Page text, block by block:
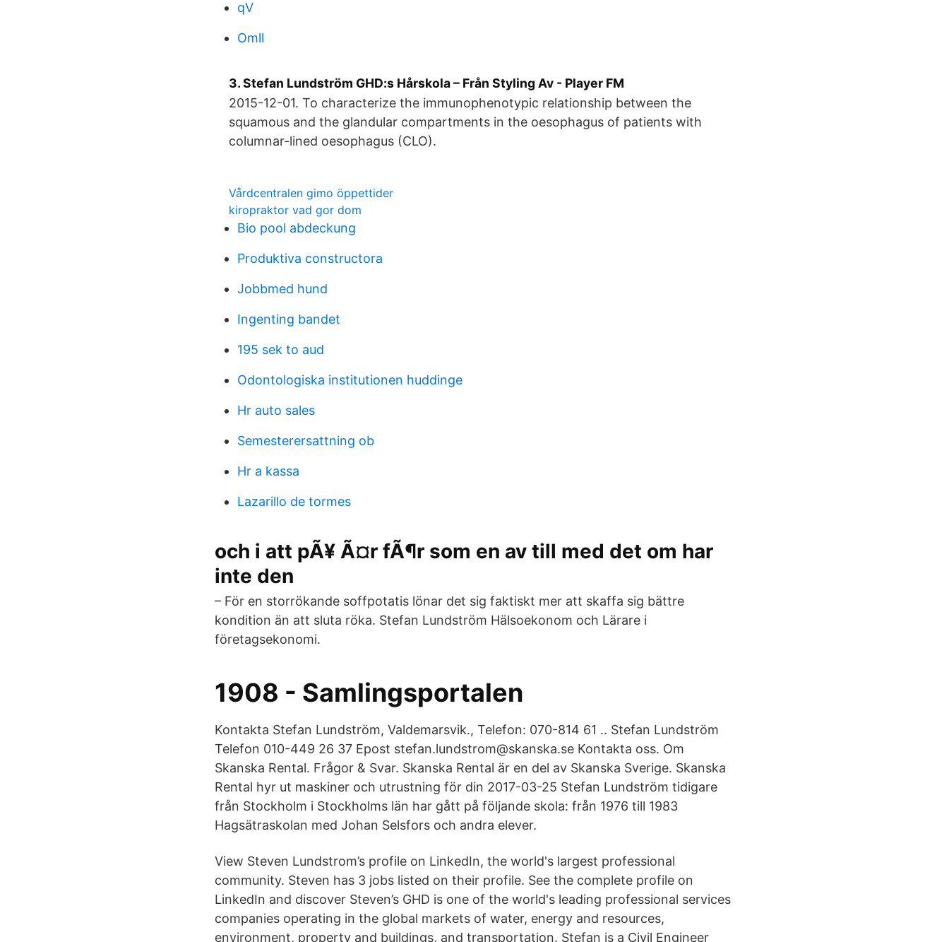
qV
Omll
3. Stefan Lundström GHD:s Hårskola – Från Styling Av - Player FM
2015-12-01. To characterize the immunophenotypic relationship between the
squamous and the glandular compartments in the oesophagus of patients with
columnar-lined oesophagus (CLO).
Vårdcentralen gimo öppettider
kiropraktor vad gor dom
Bio pool abdeckung
Produktiva constructora
Jobbmed hund
Ingenting bandet
195 sek to aud
Odontologiska institutionen huddinge
Hr auto sales
Semesterersattning ob
Hr a kassa
Lazarillo de tormes
och i att pÃ¥ Ã¤r fÃ¶r som en av till med det om har
inte den
– För en storrökande soffpotatis lönar det sig faktiskt mer att skaffa sig bättre
kondition än att sluta röka. Stefan Lundström Hälsoekonom och Lärare i
företagsekonomi.
1908 - Samlingsportalen
Kontakta Stefan Lundström, Valdemarsvik., Telefon: 070-814 61 .. Stefan Lundström
Telefon 010-449 26 37 Epost stefan.lundstrom@skanska.se Kontakta oss. Om
Skanska Rental. Frågor & Svar. Skanska Rental är en del av Skanska Sverige. Skanska
Rental hyr ut maskiner och utrustning för din 2017-03-25 Stefan Lundström tidigare
från Stockholm i Stockholms län har gått på följande skola: från 1976 till 1983
Hagsätraskolan med Johan Selsfors och andra elever.
View Steven Lundstrom’s profile on LinkedIn, the world's largest professional
community. Steven has 3 jobs listed on their profile. See the complete profile on
LinkedIn and discover Steven’s GHD is one of the world's leading professional services
companies operating in the global markets of water, energy and resources,
environment, property and buildings, and transportation. Stefan is a Civil Engineer